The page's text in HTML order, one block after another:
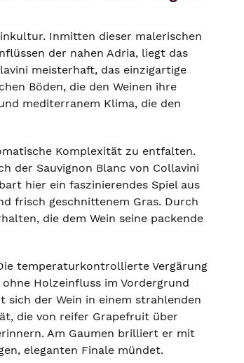
Inmitten dieser malerischen
der nahen Adria, liegt das
meisterhaft, das einzigartige
Böden, die den Weinen ihre
mediterranem Klima, die den
Komplexität zu entfalten.
der Sauvignon Blanc von Collavini
hier ein faszinierendes Spiel aus
frisch geschnittenem Gras. Durch
die dem Wein seine packende
temperaturkontrollierte Vergärung
Holzeinfluss im Vordergrund
sich der Wein in einem strahlenden
die von reifer Grapefruit über
Am Gaumen brilliert er mit
eleganten Finale mündet.